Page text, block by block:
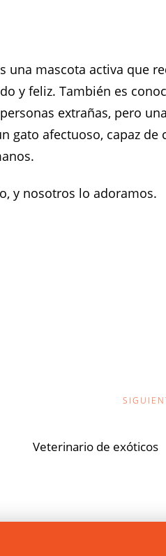
una mascota activa que
y feliz. También es
extrañas, pero
gato afectuoso, capaz de
y nosotros lo adoramos.
Veterinario de exóticos